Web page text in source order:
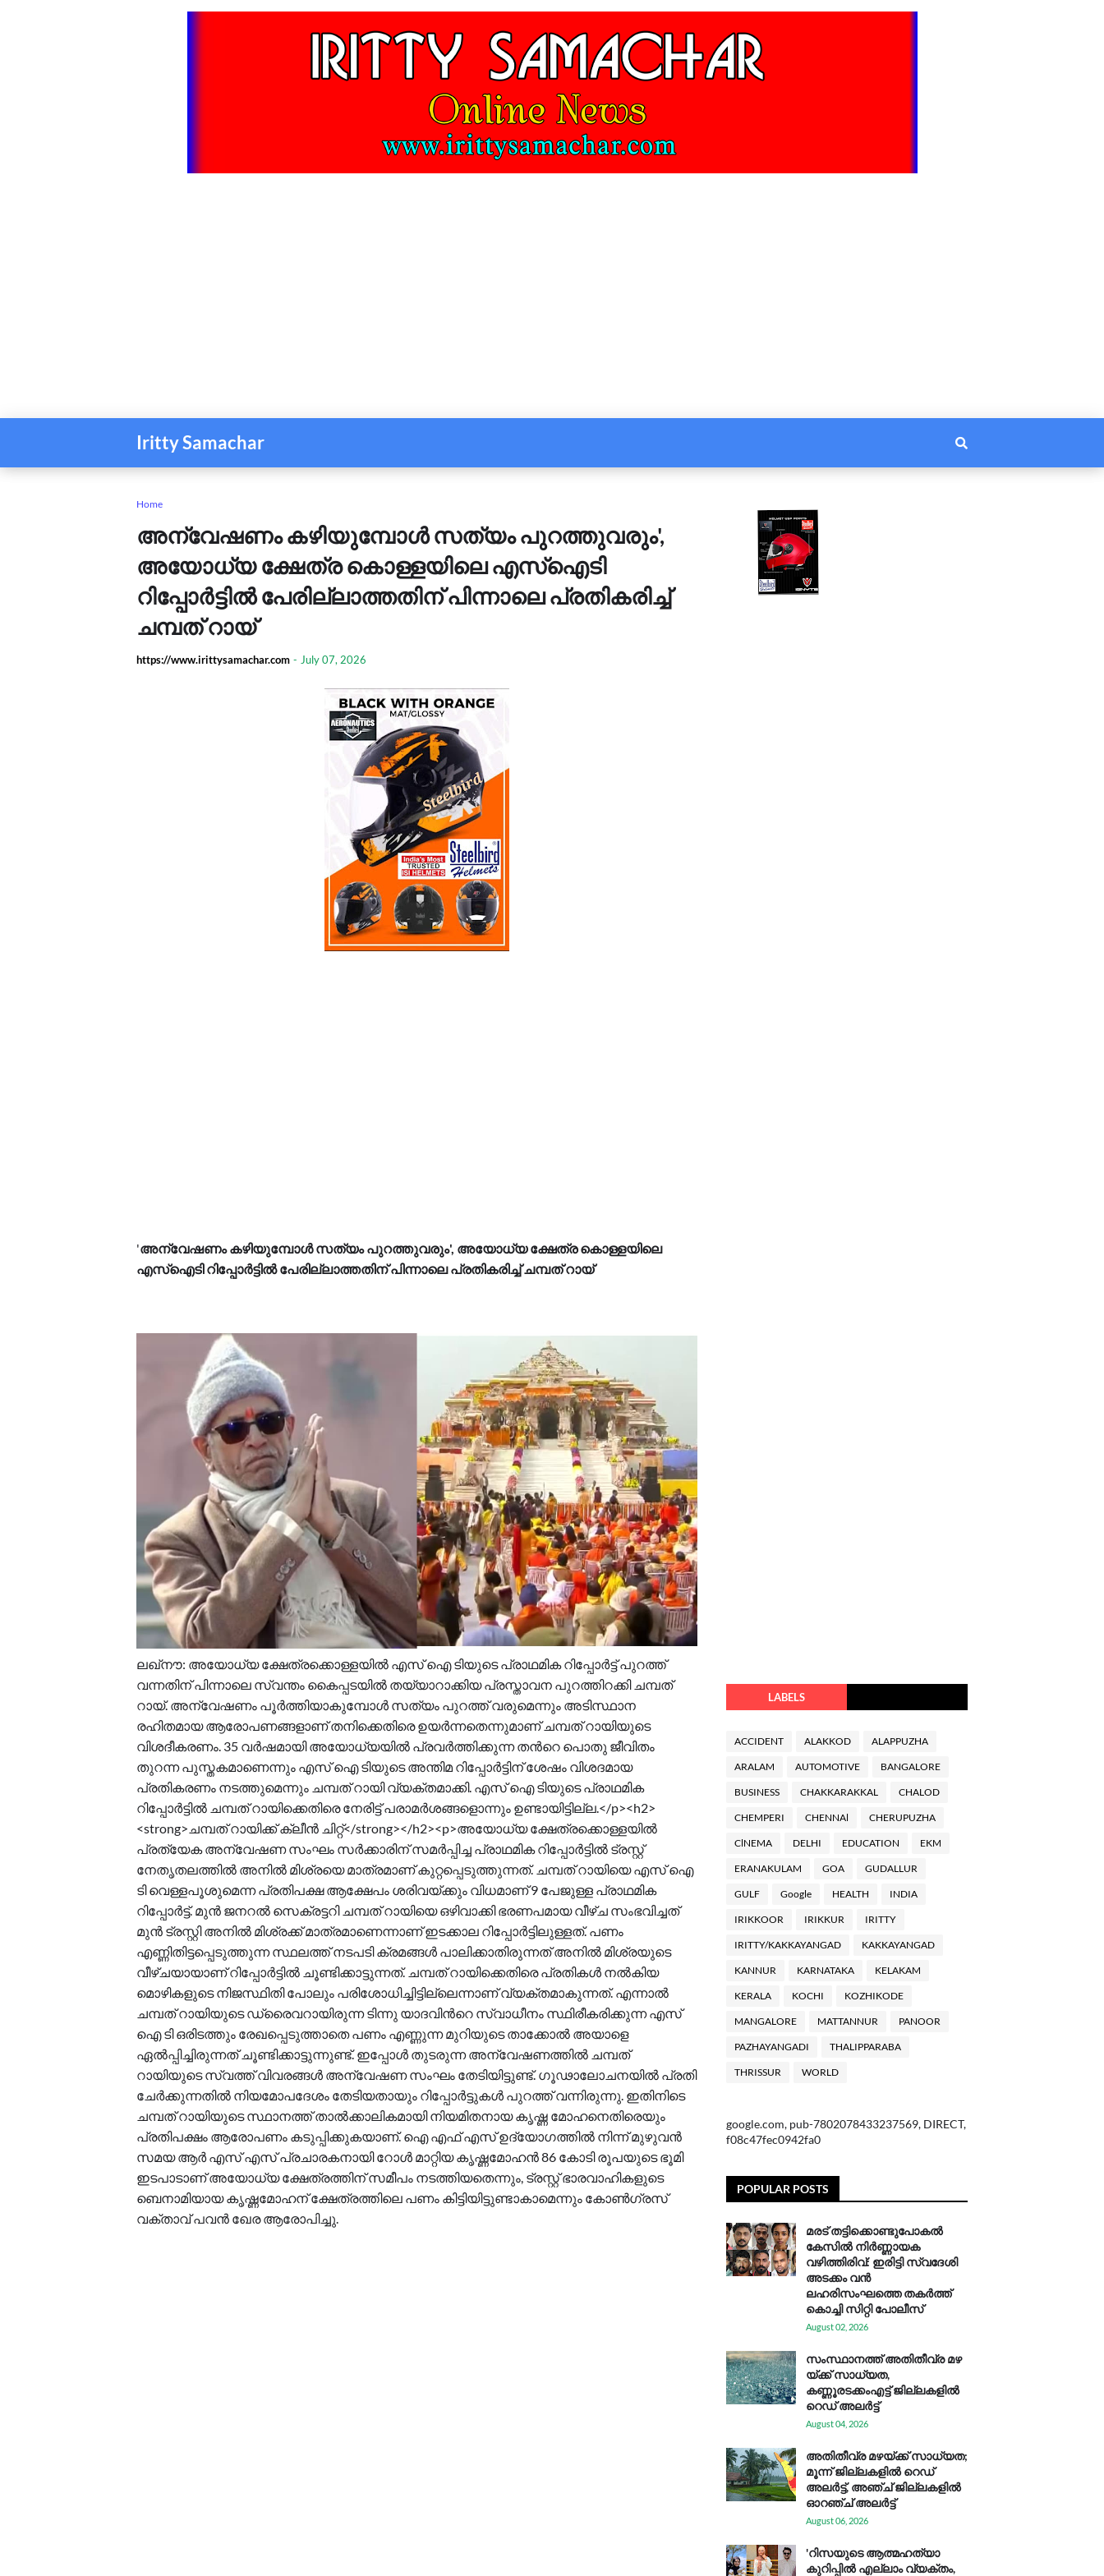
Iritty Samachar
Home
അന്വേഷണം കഴിയുമ്പോൾ സത്യം പുറത്തുവരും',
അയോധ്യ ക്ഷേത്ര കൊള്ളയിലെ എസ്ഐടി
റിപ്പോർട്ടിൽ പേരില്ലാത്തതിന് പിന്നാലെ പ്രതികരിച്ച്
ചമ്പത് റായ്
https://www.irittysamachar.com - July 07, 2026
'അന്വേഷണം കഴിയുമ്പോൾ സത്യം പുറത്തുവരും', അയോധ്യ ക്ഷേത്ര കൊള്ളയിലെ
എസ്ഐടി റിപ്പോർട്ടിൽ പേരില്ലാത്തതിന് പിന്നാലെ പ്രതികരിച്ച് ചമ്പത് റായ്
ലഖ്നൗ: അയോധ്യ ക്ഷേത്രക്കൊള്ളയില്‍ എസ് ഐ ടിയുടെ പ്രാഥമിക റിപ്പോര്‍ട്ട് പുറത്ത്
വന്നതിന് പിന്നാലെ സ്വന്തം കൈപ്പടയില്‍ തയ്യാറാക്കിയ പ്രസ്താവന പുറത്തിറക്കി ചമ്പത്
റായ്. അന്വേഷണം പൂര്‍ത്തിയാകുമ്പോള്‍ സത്യം പുറത്ത് വരുമെന്നും അടിസ്ഥാന
രഹിതമായ ആരോപണങ്ങളാണ് തനിക്കെതിരെ ഉയര്‍ന്നതെന്നുമാണ് ചമ്പത് റായിയുടെ
വിശദീകരണം. 35 വര്‍ഷമായി അയോധ്യയില്‍ പ്രവര്‍ത്തിക്കുന്ന തന്‍റെ പൊതു ജീവിതം
തുറന്ന പുസ്തകമാണെന്നും എസ് ഐ ടിയുടെ അന്തിമ റിപ്പോര്‍ട്ടിന് ശേഷം വിശദമായ
പ്രതികരണം നടത്തുമെന്നും ചമ്പത് റായി വ്യക്തമാക്കി. എസ് ഐ ടിയുടെ പ്രാഥമിക
റിപ്പോര്‍ട്ടില്‍ ചമ്പത് റായിക്കെതിരെ നേരിട്ട് പരാമര്‍ശങ്ങളൊന്നും ഉണ്ടായിട്ടില്ല.</p><h2>
<strong>ചമ്പത് റായിക്ക് ക്ലീൻ ചിറ്റ്</strong></h2><p>അയോധ്യ ക്ഷേത്രക്കൊള്ളയില്‍
പ്രത്യേക അന്വേഷണ സംഘം സര്‍ക്കാരിന് സമർപ്പിച്ച പ്രാഥമിക റിപ്പോര്‍ട്ടിൽ ട്രസ്റ്റ്
നേതൃതലത്തില്‍ അനില്‍ മിശ്രയെ മാത്രമാണ് കുറ്റപ്പെടുത്തുന്നത്. ചമ്പത് റായിയെ എസ് ഐ
ടി വെള്ളപൂശുമെന്ന പ്രതിപക്ഷ ആക്ഷേപം ശരിവയ്ക്കും വിധമാണ് 9 പേജുള്ള പ്രാഥമിക
റിപ്പോര്‍ട്ട്. മുന്‍ ജനറല്‍ സെക്രട്ടറി ചമ്പത് റായിയെ ഒഴിവാക്കി ഭരണപമായ വീഴ്ച സംഭവിച്ചത്
മുന്‍ ട്രസ്റ്റി അനില്‍ മിശ്രക്ക് മാത്രമാണെന്നാണ് ഇടക്കാല റിപ്പോര്‍ട്ടിലുള്ളത്. പണം
എണ്ണിതിട്ടപ്പെടുത്തുന്ന സ്ഥലത്ത് നടപടി ക്രമങ്ങള്‍ പാലിക്കാതിരുന്നത് അനില്‍ മിശ്രയുടെ
വീഴ്ചയായാണ് റിപ്പോര്‍ട്ടില്‍ ചൂണ്ടിക്കാട്ടുന്നത്. ചമ്പത് റായിക്കെതിരെ പ്രതികള്‍ നല്‍കിയ
മൊഴികളുടെ നിജസ്ഥിതി പോലും പരിശോധിച്ചിട്ടില്ലെന്നാണ് വ്യക്തമാകുന്നത്. എന്നാല്‍
ചമ്പത് റായിയുടെ ഡ്രൈവറായിരുന്ന ടിന്നു യാദവിന്‍റെ സ്വാധീനം സ്ഥിരീകരിക്കുന്ന എസ്
ഐ ടി ഒരിടത്തും രേഖപ്പെടുത്താതെ പണം എണ്ണുന്ന മുറിയുടെ താക്കോല്‍ അയാളെ
ഏല്‍പ്പിച്ചിരുന്നത് ചൂണ്ടിക്കാട്ടുന്നുണ്ട്. ഇപ്പോള്‍ തുടരുന്ന അന്വേഷണത്തില്‍ ചമ്പത്
റായിയുടെ സ്വത്ത് വിവരങ്ങള്‍ അന്വേഷണ സംഘം തേടിയിട്ടുണ്ട്. ഗൂഢാലോചനയില്‍ പ്രതി
ചേര്‍ക്കുന്നതില്‍ നിയമോപദേശം തേടിയതായും റിപ്പോര്‍ട്ടുകള്‍ പുറത്ത് വന്നിരുന്നു. ഇതിനിടെ
ചമ്പത് റായിയുടെ സ്ഥാനത്ത് താല്‍ക്കാലികമായി നിയമിതനായ കൃഷ്ണ മോഹനെതിരെയും
പ്രതിപക്ഷം ആരോപണം കടുപ്പിക്കുകയാണ്. ഐ എഫ് എസ് ഉദ്യോഗത്തില്‍ നിന്ന് മുഴുവന്‍
സമയ ആര്‍ എസ് എസ് പ്രചാരകനായി റോള്‍ മാറ്റിയ കൃഷ്ണമോഹന്‍ 86 കോടി രൂപയുടെ ഭൂമി
ഇടപാടാണ് അയോധ്യ ക്ഷേത്രത്തിന് സമീപം നടത്തിയതെന്നും, ട്രസ്റ്റ് ഭാരവാഹികളുടെ
ബെനാമിയായ കൃഷ്ണമോഹന് ക്ഷേത്രത്തിലെ പണം കിട്ടിയിട്ടുണ്ടാകാമെന്നും കോണ്‍ഗ്രസ്
വക്താവ് പവന്‍ ഖേര ആരോപിച്ചു.
LABELS
ACCIDENT ALAKKOD ALAPPUZHA
ARALAM AUTOMOTIVE BANGALORE
BUSINESS CHAKKARAKKAL CHALOD
CHEMPERI CHENNAl CHERUPUZHA
ClNEMA DELHI EDUCATION EKM
ERANAKULAM GOA GUDALLUR
GULF Google HEALTH INDIA
IRIKKOOR IRIKKUR IRITTY
IRITTY/KAKKAYANGAD KAKKAYANGAD
KANNUR KARNATAKA KELAKAM
KERALA KOCHI KOZHIKODE
MANGALORE MATTANNUR PANOOR
PAZHAYANGADI THALIPPARABA
THRISSUR WORLD
google.com, pub-7802078433237569, DIRECT,
f08c47fec0942fa0
POPULAR POSTS
മരട് തട്ടിക്കൊണ്ടുപോകൽ
കേസിൽ നിർണ്ണായക
വഴിത്തിരിവ്: ഇരിട്ടി സ്വദേശി
അടക്കം വൻ
ലഹരിസംഘത്തെ തകർത്ത്
കൊച്ചി സിറ്റി പോലീസ്
August 02, 2026
സം​സ്ഥാ​ന​ത്ത് അ​തി​തീ​വ്ര മ​ഴ​
യ്ക്ക് സാ​ധ്യ​ത,
കണ്ണൂരടക്കംഎ​ട്ട് ജി​ല്ല​ക​ളി​ൽ
റെ​ഡ് അ​ലർ​ട്ട്
August 04, 2026
അതിതീവ്ര മഴയ്ക്ക് സാധ്യത;
മൂന്ന് ജില്ലകളിൽ റെഡ്
അലർട്ട്, അഞ്ച് ജില്ലകളിൽ
ഓറഞ്ച് അലർട്ട്
August 06, 2026
'റിസയുടെ ആത്മഹത്യാ
കുറിപ്പിൽ എല്ലാം വ്യക്തം,